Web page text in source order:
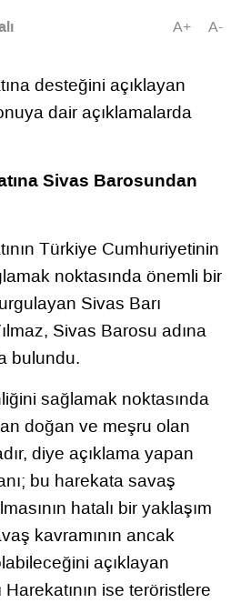
A+ A-
desteğini açıklayan
dair açıklamalarda
Sivas Barosundan
Türkiye Cumhuriyetinin
noktasında önemli bir
Sivas Barı
Sivas Barosu adına
bulundu.
sağlamak noktasında
doğan ve meşru olan
diye açıklama yapan
bu harekata savaş
hatalı bir yaklaşım
kavramının ancak
açıklayan
Harekatının ise teröristlere